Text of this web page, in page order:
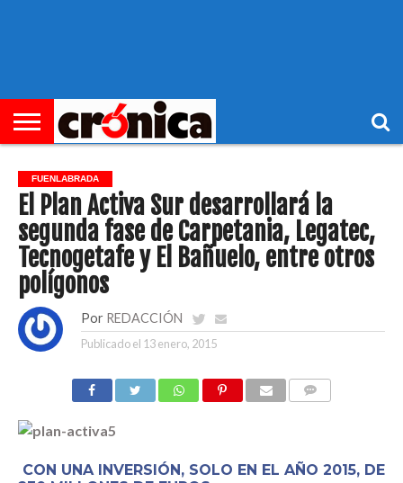
FUENLABRADA
El Plan Activa Sur desarrollará la
segunda fase de Carpetania, Legatec,
Tecnogetafe y El Bañuelo, entre otros
polígonos
Por REDACCIÓN
Publicado el 13 enero, 2015
CON UNA INVERSIÓN, SOLO EN EL AÑO 2015, DE